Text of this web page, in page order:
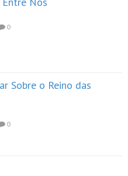
0
Sobre o Reino das
0